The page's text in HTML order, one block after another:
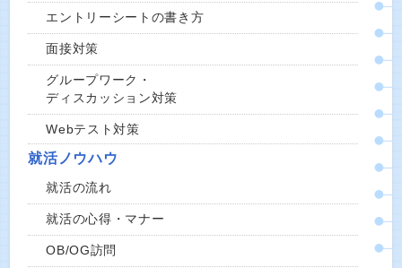
エントリーシートの書き方
面接対策
グループワーク・
ディスカッション対策
Webテスト対策
就活ノウハウ
就活の流れ
就活の心得・マナー
OB/OG訪問